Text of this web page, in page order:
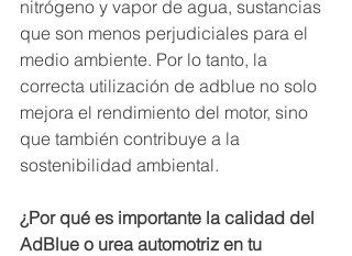
nitrógeno y vapor de agua, sustancias
que son menos perjudiciales para el
medio ambiente. Por lo tanto, la
correcta utilización de adblue no solo
mejora el rendimiento del motor, sino
que también contribuye a la
sostenibilidad ambiental.
¿Por qué es importante la calidad del
AdBlue o urea automotriz en tu